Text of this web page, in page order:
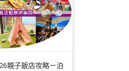
親子飯店攻略ㄧ泊